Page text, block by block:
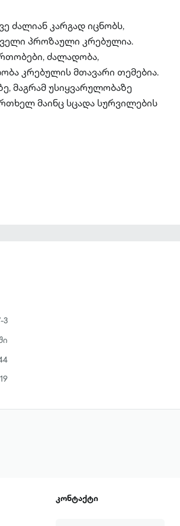
ძალიან კარგად იცნობს,
პროზაული კრებულია.
ძალადობა,
კრებულის მთავარი თემებია.
მაგრამ უსიყვარულობაზე
მაინც სცადა სურვილების
3
კონტაქტი